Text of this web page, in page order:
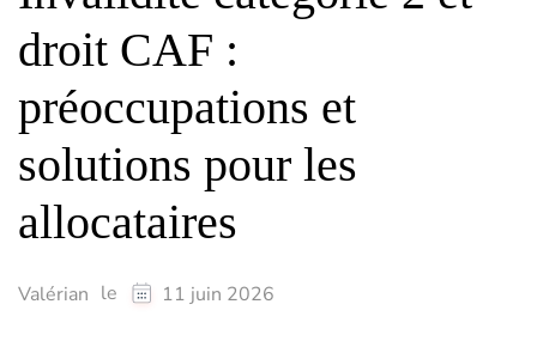
droit CAF :
préoccupations et
solutions pour les
allocataires
Valérian le 11 juin 2026